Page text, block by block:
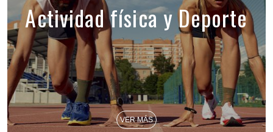
Actividad física y Deporte
VER MÁS